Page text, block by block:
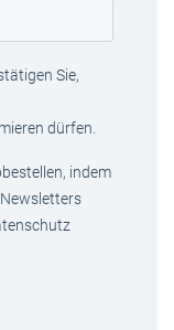
Sie,
dürfen.
indem